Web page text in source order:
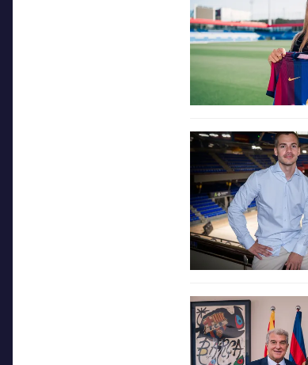
FC Barcelona club badge
FC Barcelona club badge